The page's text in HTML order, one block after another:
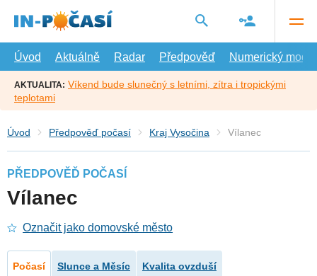
hlavní
Úvod
Aktuálně Radar Předpověď Numerický model
AKTUALITA: Víkend bude slunečný s letními, zítra i tropickými
teplotami
Úvod Předpověď počasí Kraj Vysočina Vílanec
PŘEDPOVĚĎ POČASÍ
Vílanec
Označit jako domovské město
Počasí Slunce a Měsíc Kvalita ovzduší